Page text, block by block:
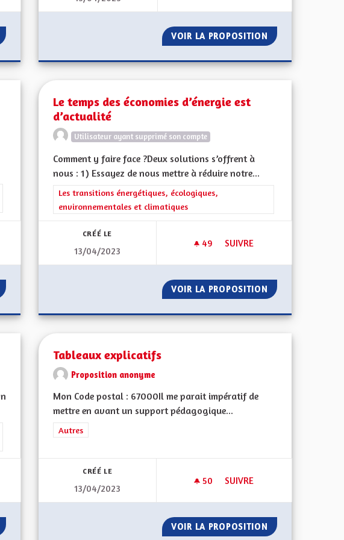
QUELLES SERONT LES FRONTIÈRES DE L'ALSACEVOIR LA PROPOSITION MIEUX VIVRE EN
et le rayonnement de l'Alsace en France et en Europe
PRÉSENTE À L'ÉCHELLE EUROPÉENNE
UNE RÉGION PRÉSENTE À L'ÉCHELLE EUROPÉENNE
Le temps des économies d’énergie est
d’actualité
Utilisateur ayant supprimé son compte
Comment y faire face ?Deux solutions s’offrent à
nous : 1) Essayez de nous mettre à réduire notre...
Filtrer les résultats de la catégorie : Les transitions énergétiques,
Les transitions énergétiques, écologiques,
environnementales et climatiques
CRÉÉ LE
13/04/2023
49 49 ABONNÉS
SUIVRE
VOIR LA PROPOSITION LE TEMPS DES
écologiques, environnementales et climatiques
PRODUCTION ÉLECTRIQUE
Tableaux explicatifs
Proposition anonyme
Mon Code postal : 67000Il me parait impératif de
mettre en avant un support pédagogique...
Filtrer les résultats de la catégorie : Autres
Autres
CRÉÉ LE
13/04/2023
50 50 ABONNÉS
SUIVRE
VOIR LA PROPOSITION TABLEAUX